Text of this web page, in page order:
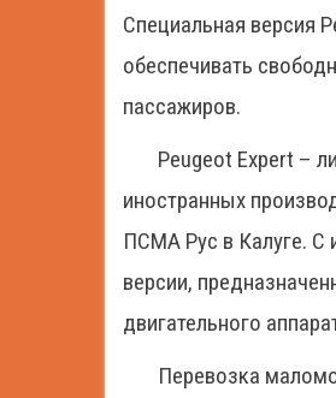
Специальная версия
обеспечивать
пассажиров.
Peugeot Expert –
иностранных
ПСМА Рус в Калуге. С
версии,
двигательного
Перевозка